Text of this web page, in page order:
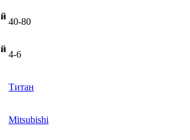
40-80
4-6
Титан
Mitsubishi